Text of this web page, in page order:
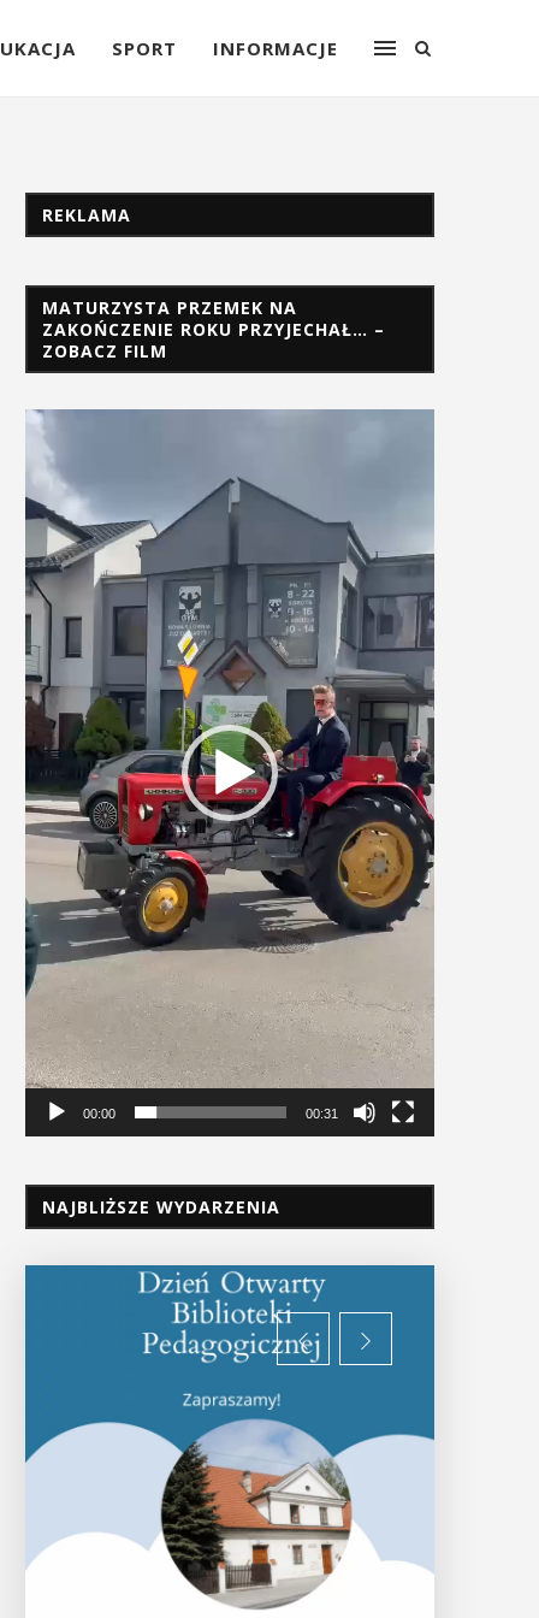
SPORT INFORMACJE
REKLAMA
MATURZYSTA PRZEMEK NA
ZAKOŃCZENIE ROKU PRZYJECHAŁ… –
ZOBACZ FILM
Odtwarzacz
video
00:00 00:31
NAJBLIŻSZE WYDARZENIA